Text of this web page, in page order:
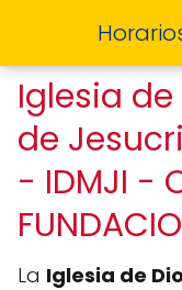
Iglesia
de
- IDMJI -
La Iglesia de